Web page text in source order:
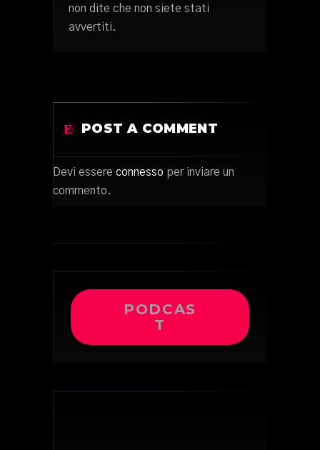
non dite che non siete stati
avvertiti.
POST A COMMENT
Devi essere connesso per inviare un
commento.
PODCAS
T